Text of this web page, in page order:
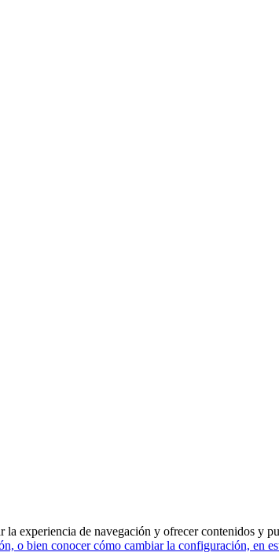
experiencia de navegación y ofrecer contenidos y
o bien conocer cómo cambiar la configuración, en